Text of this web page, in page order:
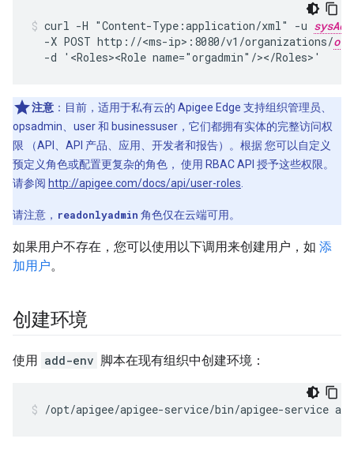
curl -H "Content-Type:application/xml" -u
  -X POST http://<ms-ip>:8080/v1/organizations/
  -d '<Roles><Role name="orgadmin"/></Roles>'
注意 ：目前，适用于私有云的 Apigee Edge 支持组织管理员、
opsadmin、user 和 businessuser，它们都拥有实体的完整访问权
限 （API、API 产品、应用、开发者和报告）。根据 您可以自定义
预定义角色或配置更复杂的角色， 使用 RBAC API 授予这些权限。
请参阅 http://apigee.com/docs/api/user-roles
请注意， readonlyadmin 角色仅在云端可用。
如果用户不存在，您可以使用以下调用来创建用户，如 添
加用户。
创建环境
使用 add-env 脚本在现有组织中创建环境：
/opt/apigee/apigee-service/bin/apigee-service